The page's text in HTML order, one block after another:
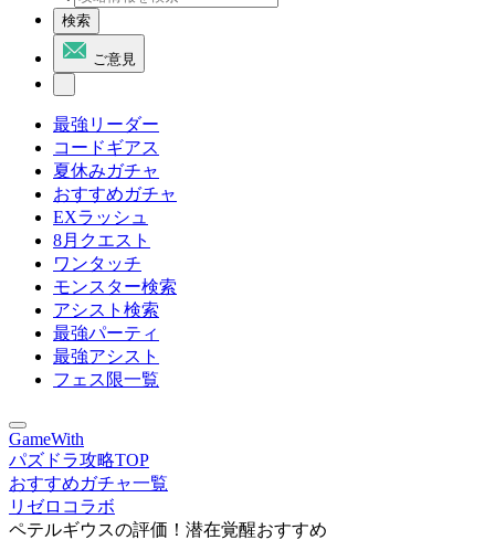
検索
ご意見
最強リーダー
コードギアス
夏休みガチャ
おすすめガチャ
EXラッシュ
8月クエスト
ワンタッチ
モンスター検索
アシスト検索
最強パーティ
最強アシスト
フェス限一覧
GameWith
パズドラ攻略TOP
おすすめガチャ一覧
リゼロコラボ
ペテルギウスの評価！潜在覚醒おすすめ